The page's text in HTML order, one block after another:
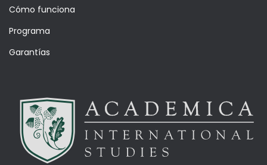
Cómo funciona
Programa
Garantías